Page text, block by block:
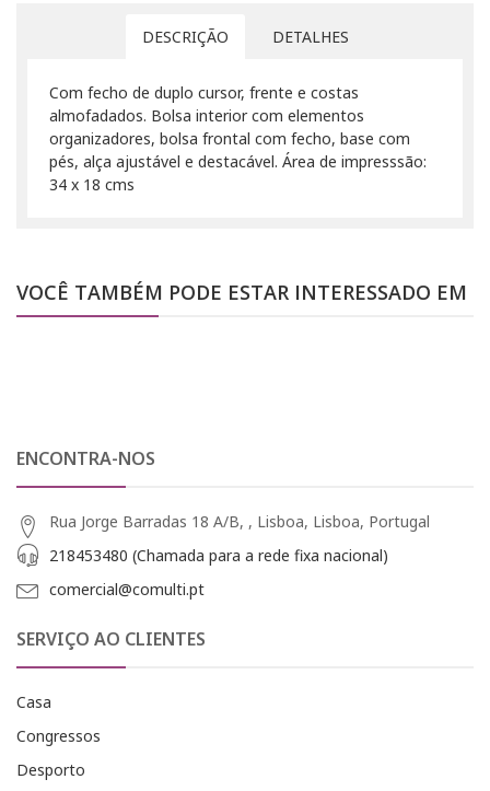
DESCRIÇÃO DETALHES
Com fecho de duplo cursor, frente e costas
almofadados. Bolsa interior com elementos
organizadores, bolsa frontal com fecho, base com
pés, alça ajustável e destacável. Área de impresssão:
34 x 18 cms
VOCÊ TAMBÉM PODE ESTAR INTERESSADO EM
ENCONTRA-NOS
Rua Jorge Barradas 18 A/B, , Lisboa, Lisboa, Portugal
218453480 (Chamada para a rede fixa nacional)
comercial@comulti.pt
SERVIÇO AO CLIENTES
Casa
Congressos
Desporto